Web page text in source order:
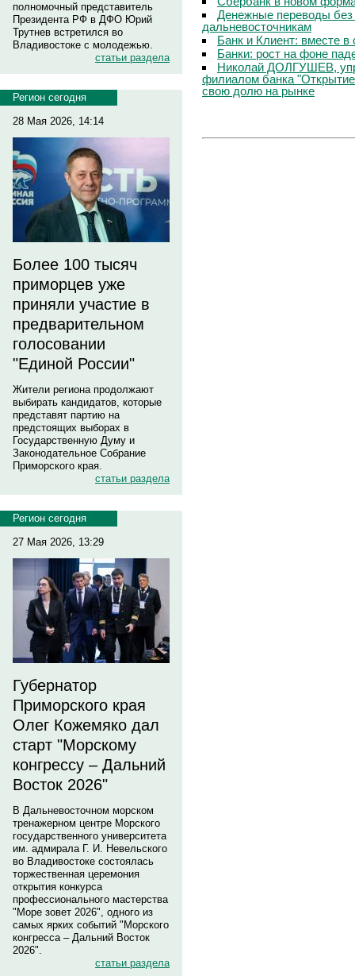
полномочный представитель
Президента РФ в ДФО Юрий
Трутнев встретился во
Владивостоке с молодежью.
статьи раздела
Регион сегодня
28 Мая 2026, 14:14
Более 100 тысяч
приморцев уже
приняли участие в
предварительном
голосовании
"Единой России"
Жители региона продолжают
выбирать кандидатов, которые
представят партию на
предстоящих выборах в
Государственную Думу и
Законодательное Собрание
Приморского края.
статьи раздела
Регион сегодня
27 Мая 2026, 13:29
Губернатор
Приморского края
Олег Кожемяко дал
старт "Морскому
конгрессу – Дальний
Восток 2026"
В Дальневосточном морском
тренажерном центре Морского
государственного университета
им. адмирала Г. И. Невельского
во Владивостоке состоялась
торжественная церемония
открытия конкурса
профессионального мастерства
"Море зовет 2026", одного из
самых ярких событий "Морского
конгресса – Дальний Восток
2026".
статьи раздела
Денежные переводы без
дальневосточникам
Банк и Клиент: вместе в
Банки: рост на фоне
Николай ДОЛГУШЕВ,
филиалом банка
свою долю на рынке